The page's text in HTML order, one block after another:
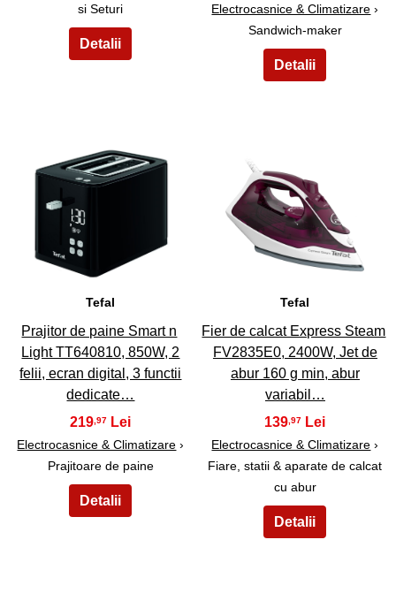
si Seturi
Electrocasnice & Climatizare ›
Sandwich-maker
Tefal
Prajitor de paine Smart n
Light TT640810, 850W, 2
felii, ecran digital, 3 functii
dedicate…
219 ,97
Electrocasnice & Climatizare ›
Prajitoare de paine
28
Tefal
Fier de calcat Express Steam
FV2835E0, 2400W, Jet de
abur 160 g min, abur
variabil…
139 ,97
Electrocasnice & Climatizare ›
Fiare, statii & aparate de calcat
cu abur